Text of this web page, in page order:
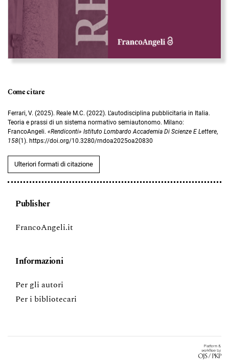
Come citare
Ferrari, V. (2025). Reale M.C. (2022). L’autodisciplina pubblicitaria in Italia.
Teoria e prassi di un sistema normativo semiautonomo. Milano:
FrancoAngeli. «Rendiconti» Istituto Lombardo Accademia Di Scienze E Lettere,
158(1). https://doi.org/10.3280/rndoa2025oa20830
Ulteriori formati di citazione
Publisher
FrancoAngeli.it
Informazioni
Per gli autori
Per i bibliotecari